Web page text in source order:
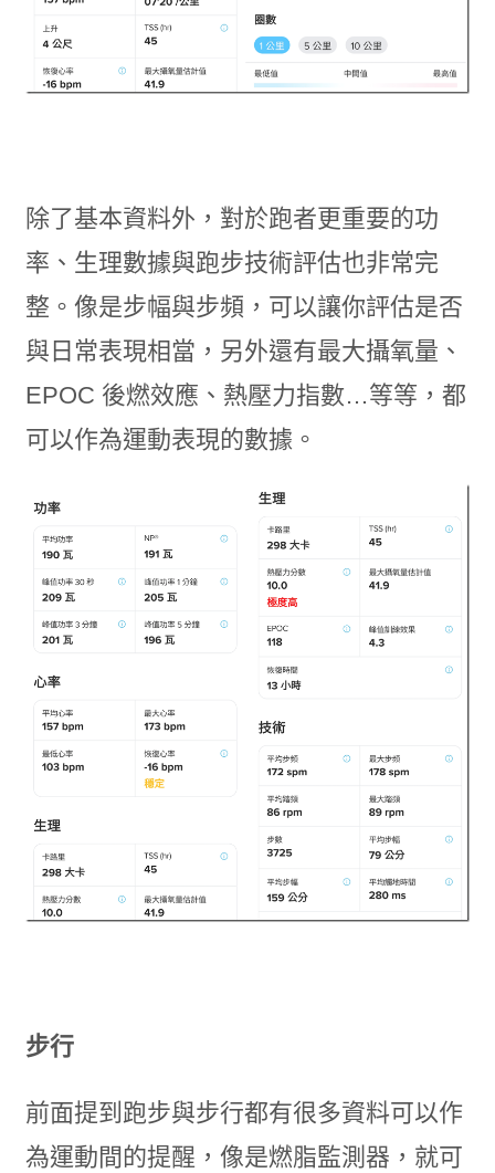
除了基本資料外，對於跑者更重要的功
率、生理數據與跑步技術評估也非常完
整。像是步幅與步頻，可以讓你評估是否
與日常表現相當，另外還有最大攝氧量、
EPOC 後燃效應、熱壓力指數…等等，都
可以作為運動表現的數據。
步行
前面提到跑步與步行都有很多資料可以作
為運動間的提醒，像是燃脂監測器，就可